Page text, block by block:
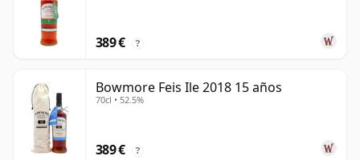
389 € ?
Bowmore Feis Ile 2018 15 años
70cl • 52.5%
389 € ?